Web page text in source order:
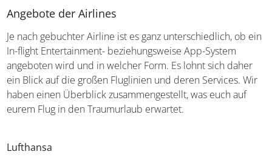
Angebote der Airlines
Je nach gebuchter Airline ist es ganz unterschiedlich, ob ein
In-flight Entertainment- beziehungsweise App-System
angeboten wird und in welcher Form. Es lohnt sich daher
ein Blick auf die großen Fluglinien und deren Services. Wir
haben einen Überblick zusammengestellt, was euch auf
eurem Flug in den Traumurlaub erwartet.
Lufthansa